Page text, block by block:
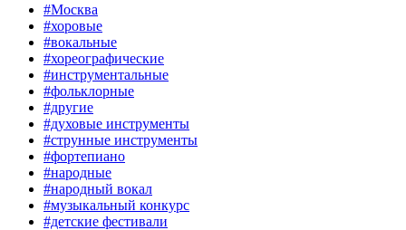
#Москва
#хоровые
#вокальные
#хореографические
#инструментальные
#фольклорные
#другие
#духовые инструменты
#струнные инструменты
#фортепиано
#народные
#народный вокал
#музыкальный конкурс
#детские фестивали